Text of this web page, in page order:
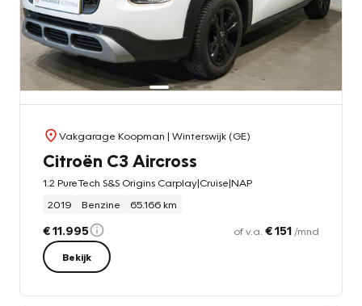
Vakgarage Koopman | Winterswijk (GE)
Citroën C3 Aircross
1.2 PureTech S&S Origins Carplay|Cruise|NAP
2019
Benzine 65.166 km
€ 11.995 of v.a. € 151 /mnd
Bekijk